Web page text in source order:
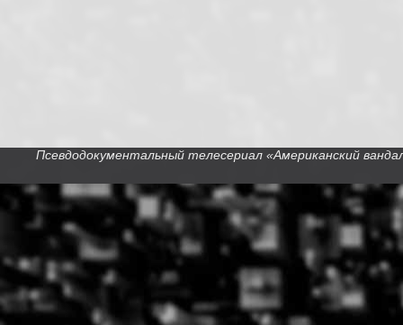
Псевдодокументальный телесериал «Американский